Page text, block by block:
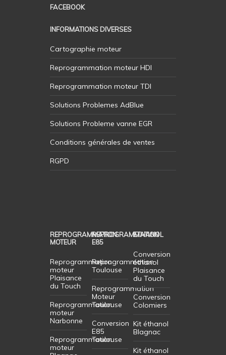
FACEBOOK
INFORMATIONS DIVERSES
Cartographie moteur
Reprogrammation moteur HDI
Reprogrammation moteur TDI
Solutions Problemes AdBlue
Solutions Probleme vanne EGR
Conditions générales de ventes
RGPD
REPROGRAMMATION
MOTEUR
Reprogrammation
moteur
Plaisance
du Touch
Reprogrammation
moteur
Narbonne
Reprogrammation
moteur
REPROGRAMMATION
E85
Reprogrammation
Toulouse
Reprogrammation
Moteur
Toulouse
Conversion
E85
Toulouse
ETHANOL
Conversion
éthanol
Plaisance
du Touch
Conversion
Colomiers
Kit éthanol
Blagnac
Kit éthanol